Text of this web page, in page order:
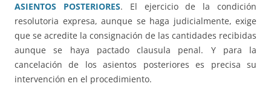
ASIENTOS POSTERIORES. El ejercicio de la condición
resolutoria expresa, aunque se haga judicialmente, exige
que se acredite la consignación de las cantidades recibidas
aunque se haya pactado clausula penal. Y para la
cancelación de los asientos posteriores es precisa su
intervención en el procedimiento.